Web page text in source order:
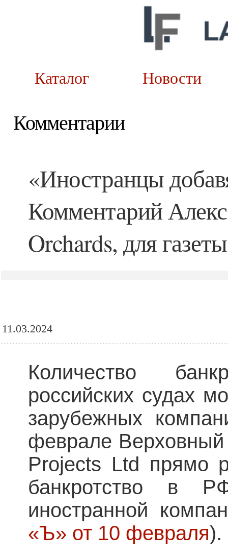
Каталог
Комментарии
«Иностранцы
Комментарий
Orchards, для
11.03.2024
Количество
российских судах
зарубежных
феврале
Projects Ltd прямо
банкротство в
иностранной
«Ъ» от 10 февраля).